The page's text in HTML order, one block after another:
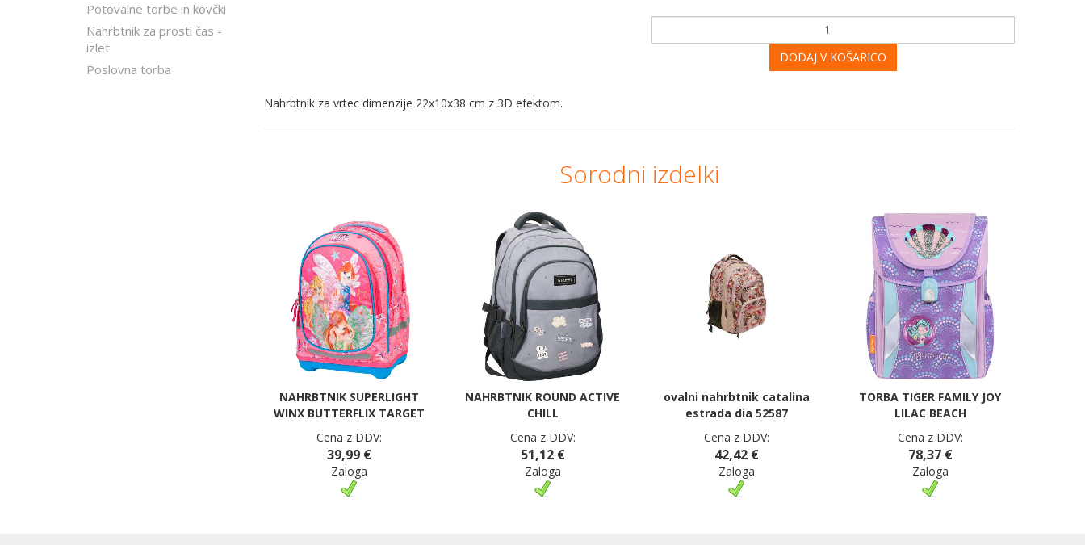
Potovalne torbe in kovčki
Nahrbtnik za prosti čas -
izlet
Poslovna torba
DODAJ V KOŠARICO
Nahrbtnik za vrtec dimenzije 22x10x38 cm z 3D efektom.
Sorodni izdelki
NAHRBTNIK SUPERLIGHT
WINX BUTTERFLIX TARGET
Cena z DDV:
39,99 €
Zaloga
NAHRBTNIK ROUND ACTIVE
CHILL
Cena z DDV:
51,12 €
Zaloga
ovalni nahrbtnik catalina
estrada dia 52587
Cena z DDV:
42,42 €
Zaloga
TORBA TIGER FAMILY JOY
LILAC BEACH
Cena z DDV:
78,37 €
Zaloga